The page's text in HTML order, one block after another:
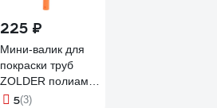
225 ₽
Мини-валик для
покраски труб
ZOLDER полиамид,
с ручкой, ворс 12
5(3)